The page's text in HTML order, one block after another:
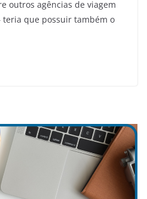
outros agências de viagem
teria que possuir também o